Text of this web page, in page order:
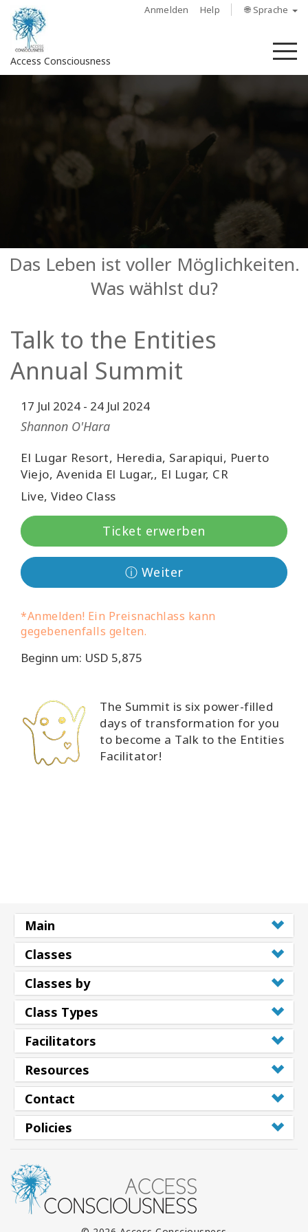
Anmelden Help 🌐 Sprache
Access Consciousness
Regionen
Neuigkeiten
KONTAKT
SUCHE
Das Leben ist voller Möglichkeiten.
Was wählst du?
Talk to the Entities
Annual Summit
17 Jul 2024 - 24 Jul 2024
Shannon O'Hara
El Lugar Resort, Heredia, Sarapiqui, Puerto
Viejo, Avenida El Lugar,, El Lugar, CR
Live, Video Class
Ticket erwerben
ⓘ Weiter
*Anmelden! Ein Preisnachlass kann
gegebenenfalls gelten.
Beginn um: USD 5,875
The Summit is six power-filled
days of transformation for you
to become a Talk to the Entities
Facilitator!
Main
Classes
Classes by
Class Types
Facilitators
Resources
Contact
Policies